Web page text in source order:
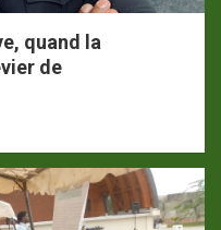
quand la
de